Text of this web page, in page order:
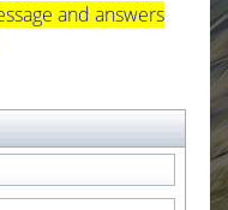
and answers